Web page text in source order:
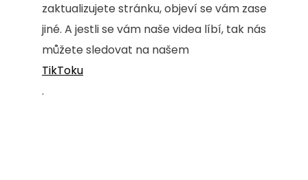
zaktualizujete stránku, objeví se vám zase
jiné. A jestli se vám naše videa líbí, tak nás
můžete sledovat na našem
TikToku
.